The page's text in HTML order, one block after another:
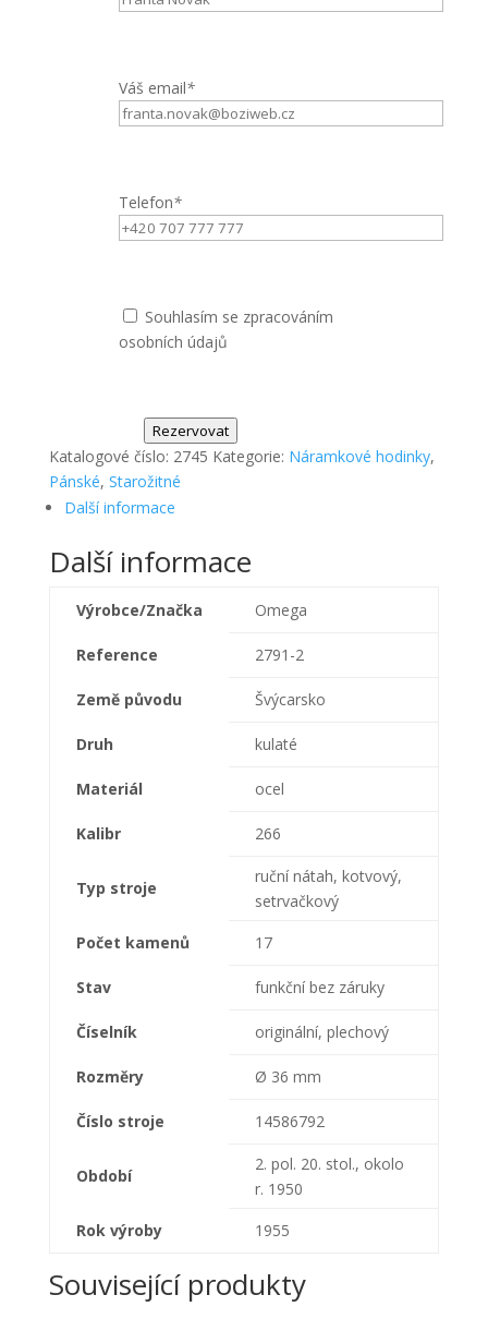
Váš email*
Telefon*
Souhlasím se zpracováním
osobních údajů
Rezervovat
Katalogové číslo: 2745 Kategorie: Náramkové hodinky,
Pánské, Starožitné
Další informace
Další informace
Výrobce/Značka Omega
Reference 2791-2
Země původu Švýcarsko
Druh kulaté
Materiál ocel
Kalibr 266
Typ stroje
ruční nátah, kotvový,
setrvačkový
Počet kamenů
17
Stav funkční bez záruky
Číselník originální, plechový
Rozměry Ø 36 mm
Číslo stroje 14586792
Období
2. pol. 20. stol., okolo
r. 1950
Rok výroby
1955
Související produkty